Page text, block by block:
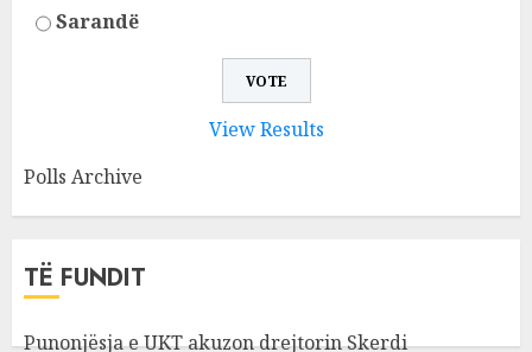
Sarandë
View Results
Polls Archive
TË FUNDIT
Punonjësja e UKT akuzon drejtorin Skerdi